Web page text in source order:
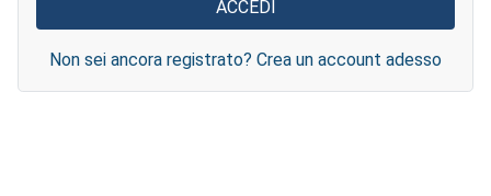
Non sei ancora registrato? Crea un account adesso